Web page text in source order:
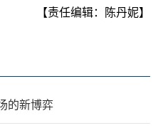
【责任编辑：陈丹妮】
的新博弈